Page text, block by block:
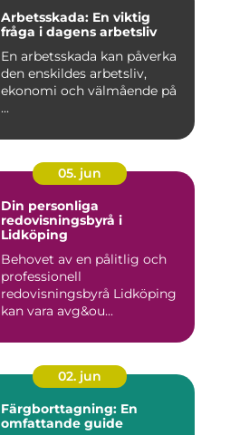
Arbetsskada: En viktig
fråga i dagens arbetsliv
En arbetsskada kan påverka
den enskildes arbetsliv,
ekonomi och välmående på
...
05. jun
Din personliga
redovisningsbyrå i
Lidköping
Behovet av en pålitlig och
professionell
redovisningsbyrå Lidköping
kan vara avg&ou...
02. jun
Färgborttagning: En
omfattande guide